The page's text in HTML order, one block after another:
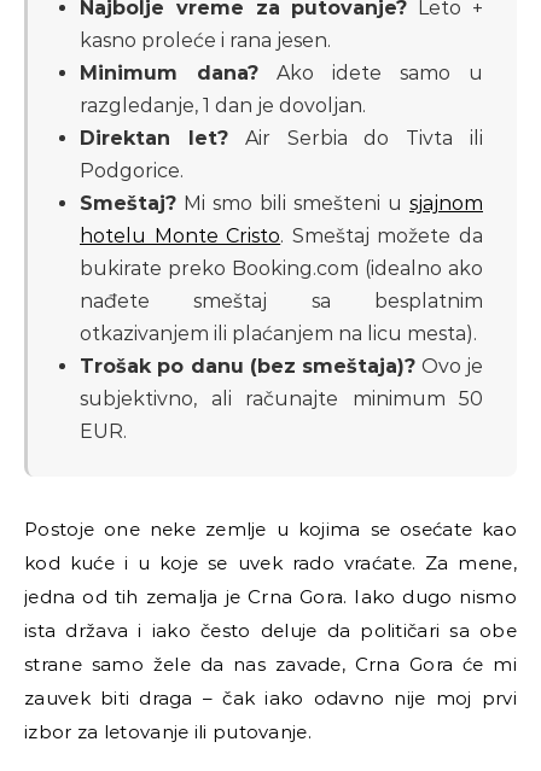
Najbolje vreme za putovanje? Leto +
kasno proleće i rana jesen.
Minimum dana? Ako idete samo u
razgledanje, 1 dan je dovoljan.
Direktan let?Air Serbia do Tivta ili
Podgorice.
Smeštaj? Mi smo bili smešteni u sjajnom
hotelu Monte Cristo. Smeštaj možete da
bukirate preko Booking.com (idealno ako
nađete smeštaj sa besplatnim
otkazivanjem ili plaćanjem na licu mesta).
Trošak po danu (bez smeštaja)? Ovo je
subjektivno, ali računajte minimum 50
EUR.
Postoje one neke zemlje u kojima se osećate kao
kod kuće i u koje se uvek rado vraćate. Za mene,
jedna od tih zemalja je Crna Gora. Iako dugo nismo
ista država i iako često deluje da političari sa obe
strane samo žele da nas zavade, Crna Gora će mi
zauvek biti draga – čak iako odavno nije moj prvi
izbor za letovanje ili putovanje.